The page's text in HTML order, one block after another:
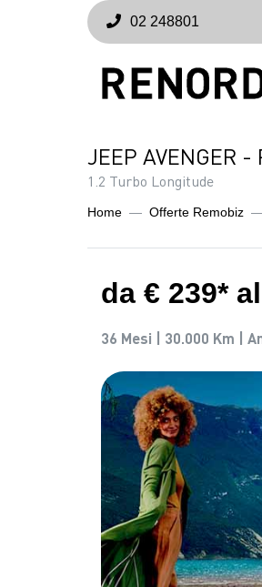
02 248801
JEEP AVENGER -
1.2 Turbo Longitude
Home Offerte Remobiz
da € 239*
36 Mesi | 30.000 Km |